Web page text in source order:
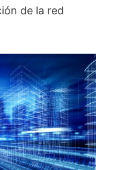
de la red